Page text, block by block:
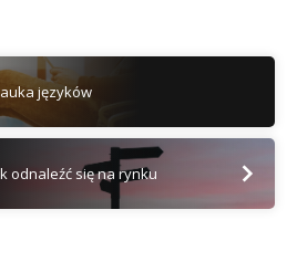
języków
odnaleźć się na rynku